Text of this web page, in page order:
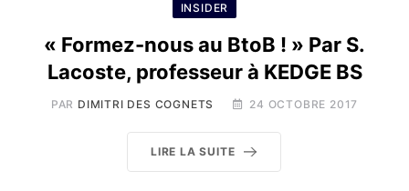
INSIDER
« Formez-nous au BtoB ! » Par S.
Lacoste, professeur à KEDGE BS
PAR DIMITRI DES COGNETS 24 OCTOBRE 2017
LIRE LA SUITE